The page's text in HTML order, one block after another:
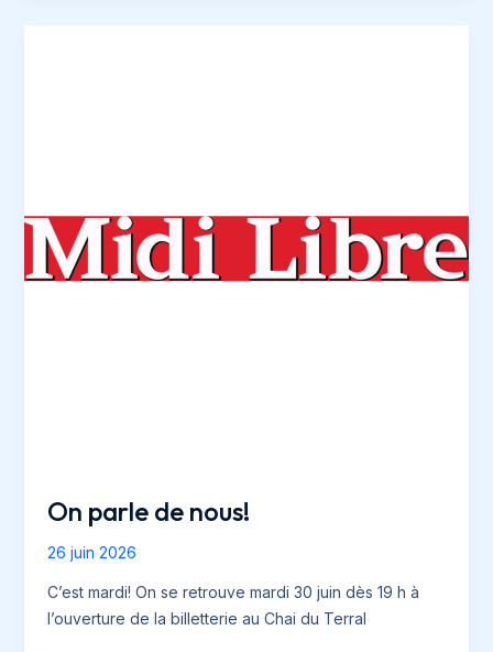
On parle de nous!
26 juin 2026
C’est mardi! On se retrouve mardi 30 juin dès 19 h à
l’ouverture de la billetterie au Chai du Terral